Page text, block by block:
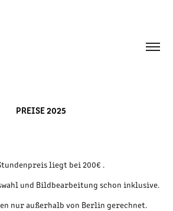
PREISE 2025
liegt bei 200€ .
und Bildbearbeitung schon inklusive.
nur außerhalb von Berlin gerechnet.